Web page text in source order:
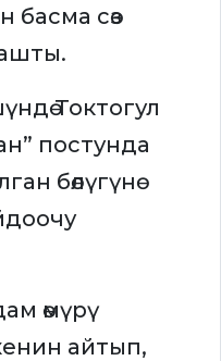
сөз
Токтогул
постунда
бөлүгүнө
өмүрү
айтып,